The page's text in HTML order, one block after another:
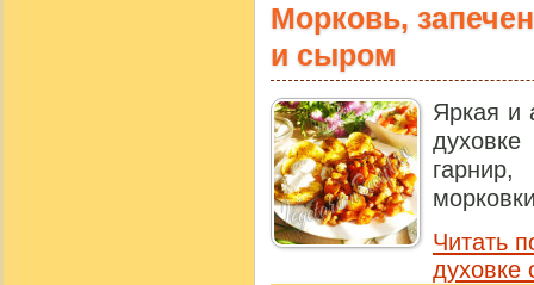
Морковь,
и сыром
Яркая и
Читать
духовке